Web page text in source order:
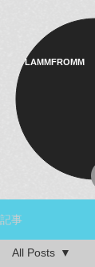
LAMMFROMM​
記事
All Posts